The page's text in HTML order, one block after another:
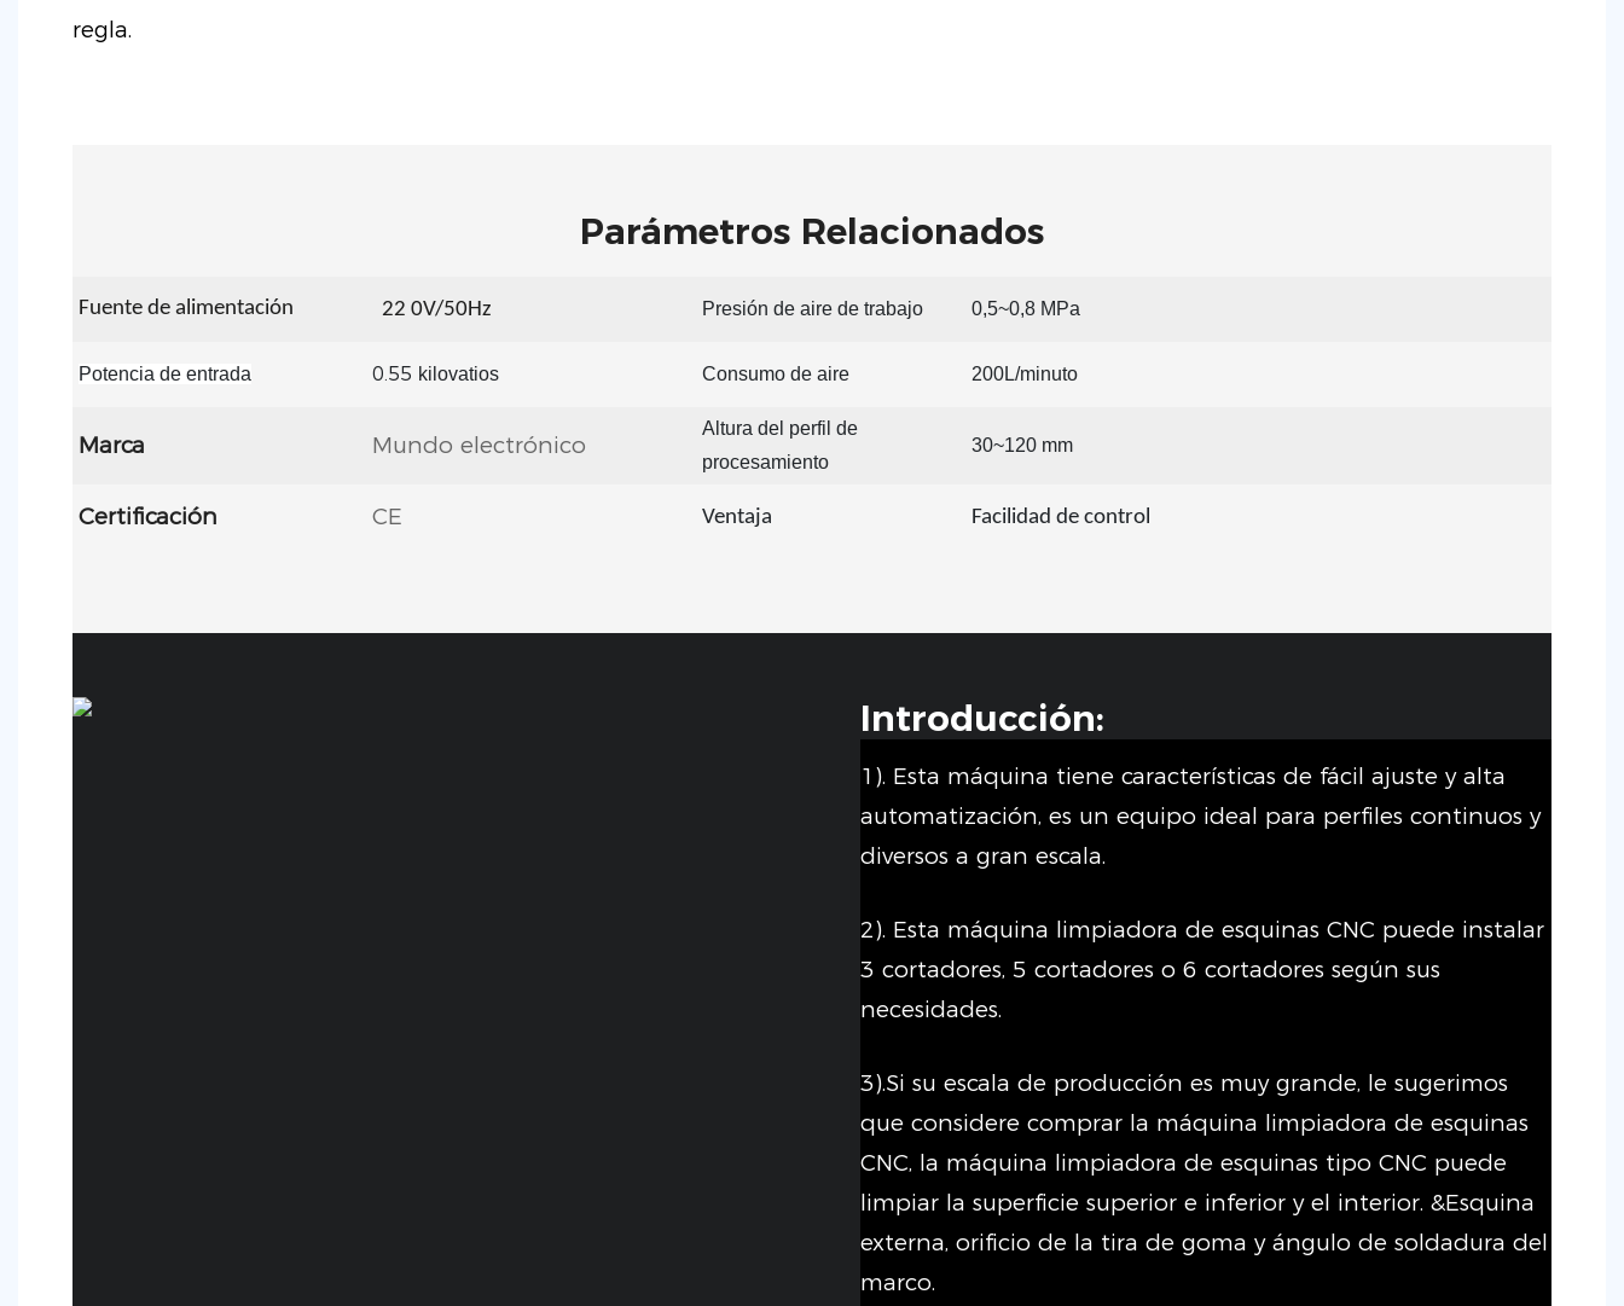
regla.
Parámetros Relacionados
Fuente de alimentación 22 0V/50Hz Presión de aire de trabajo 0,5~0,8 MPa
Potencia de entrada 0.55 kilovatios Consumo de aire 200L/minuto
Marca Mundo electrónico
Altura del perfil de
procesamiento
30~120 mm
Certificación CE Ventaja Facilidad de control
Introducción:
1). Esta máquina tiene características de fácil ajuste y alta
automatización, es un equipo ideal para perfiles continuos y
diversos a gran escala.
2). Esta máquina limpiadora de esquinas CNC puede instalar
3 cortadores, 5 cortadores o 6 cortadores según sus
necesidades.
3).Si su escala de producción es muy grande, le sugerimos
que considere comprar la máquina limpiadora de esquinas
CNC, la máquina limpiadora de esquinas tipo CNC puede
limpiar la superficie superior e inferior y el interior. &Esquina
externa, orificio de la tira de goma y ángulo de soldadura del
marco.